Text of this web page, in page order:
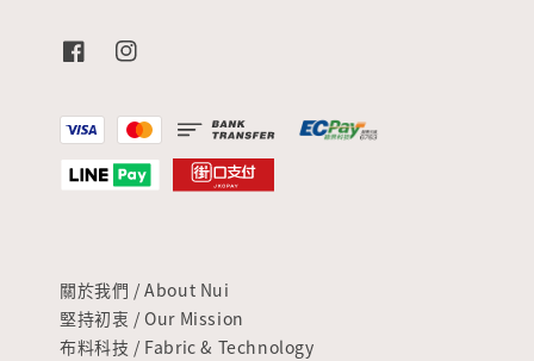
關於我們 / About Nui
堅持初衷 / Our Mission
布料科技 / Fabric & Technology